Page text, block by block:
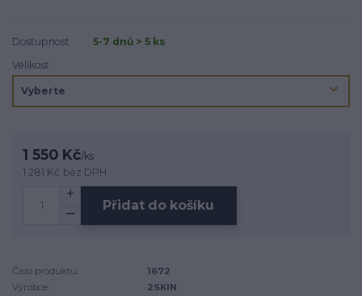
Dostupnost
5-7 dnů > 5 ks
Velikost
1 550 Kč/ks
1 281 Kč bez DPH
Přidat do košíku
Číslo produktu:
1672
Výrobce:
2SKIN